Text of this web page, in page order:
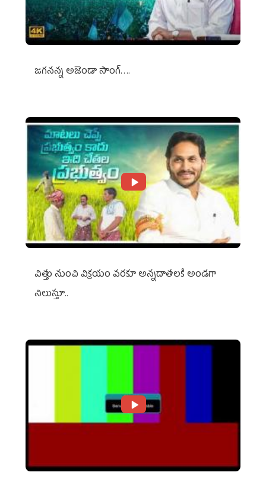
జగనన్న అజెండా సాంగ్….
విత్తు నుంచి విక్రయం వరకూ అన్నదాతలకి అండగా
నిలుస్తూ..